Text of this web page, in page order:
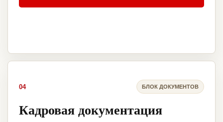
04 БЛОК ДОКУМЕНТОВ
Кадровая документация